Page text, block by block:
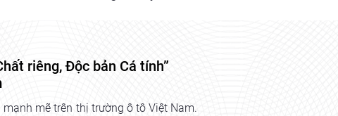
riêng, Độc bản Cá tính”
mẽ trên thị trường ô tô Việt Nam.